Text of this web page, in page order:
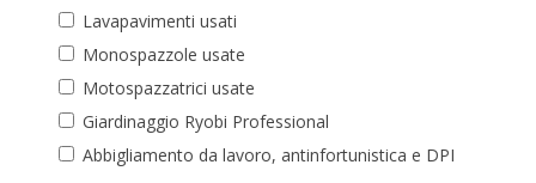
Lavapavimenti usati
Monospazzole usate
Motospazzatrici usate
Giardinaggio Ryobi Professional
Abbigliamento da lavoro, antinfortunistica e DPI